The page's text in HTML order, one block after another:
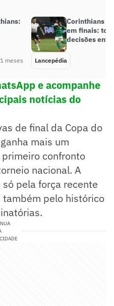
meses
Corinthians x
em finais:
decisões
Lancepédia
e acompanhe
notícias do
de final da Copa do
mais um
confronto
nacional. A
pela força recente
pelo histórico